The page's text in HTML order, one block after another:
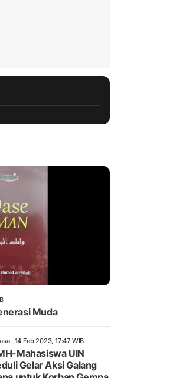
Muda
, 14 Feb 2023, 17:47 WIB
Mahasiswa UIN
Gelar Aksi Galang